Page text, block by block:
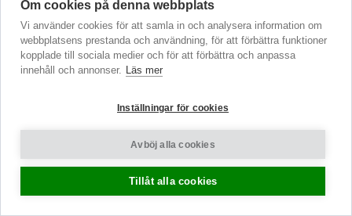
MORE
VIEW THE COLLECTION
Ny
kr.5,190.00
Om cookies på denna webbplats
Vi använder cookies för att samla in och analysera information om
webbplatsens prestanda och användning, för att förbättra funktioner
kopplade till sociala medier och för att förbättra och anpassa
innehåll och annonser. Läs mer
Inställningar för cookies
Avböj alla cookies
Tillåt alla cookies